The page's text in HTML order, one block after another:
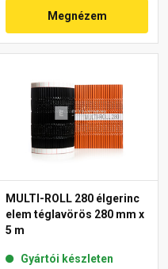
Megnézem
MULTI-ROLL 280 élgerinc
elem téglavörös 280 mm x
5 m
Gyártói készleten